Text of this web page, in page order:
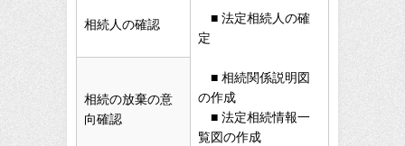
■ 法定相続人の確
定
■ 相続関係説明図
の作成
■ 法定相続情報一
覧図の作成
相続人の確認
相続の放棄の意
向確認